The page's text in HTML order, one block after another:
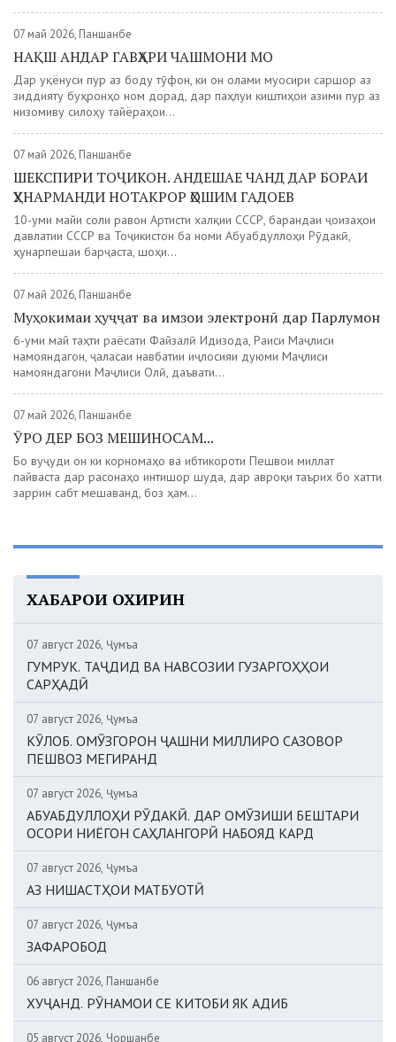
07 май 2026, Панҷшанбе
НАҚШ АНДАР ГАВҲАРИ ЧАШМОНИ МО
Дар уқёнуси пур аз боду тӯфон, ки он олами муосири саршор аз
зиддияту буҳронҳо ном дорад, дар паҳлуи киштиҳои азими пур аз
низомиву силоҳу тайёраҳои...
07 май 2026, Панҷшанбе
ШЕКСПИРИ ТОҶИКОН. АНДЕШАЕ ЧАНД ДАР БОРАИ
ҲУНАРМАНДИ НОТАКРОР ҲОШИМ ГАДОЕВ
10-уми майи соли равон Артисти халқии СССР, барандаи ҷоизаҳои
давлатии СССР ва Тоҷикистон ба номи Абуабдуллоҳи Рӯдакӣ,
ҳунарпешаи барҷаста, шоҳи...
07 май 2026, Панҷшанбе
Муҳокимаи ҳуҷҷат ва имзои электронӣ дар Парлумон
6-уми май таҳти раёсати Файзалӣ Идизода, Раиси Маҷлиси
намояндагон, ҷаласаи навбатии иҷлосияи дуюми Маҷлиси
намояндагони Маҷлиси Олӣ, даъвати...
07 май 2026, Панҷшанбе
ӮРО ДЕР БОЗ МЕШИНОСАМ...
Бо вуҷуди он ки корномаҳо ва ибтикороти Пешвои миллат
пайваста дар расонаҳо интишор шуда, дар авроқи таърих бо хатти
заррин сабт мешаванд, боз ҳам...
ХАБАРҲОИ ОХИРИН
07 август 2026, Ҷумъа
ГУМРУК. ТАҶДИД ВА НАВСОЗИИ ГУЗАРГОҲҲОИ
САРҲАДӢ
07 август 2026, Ҷумъа
КӮЛОБ. ОМӮЗГОРОН ҶАШНИ МИЛЛИРО САЗОВОР
ПЕШВОЗ МЕГИРАНД
07 август 2026, Ҷумъа
АБУАБДУЛЛОҲИ РӮДАКӢ. ДАР ОМӮЗИШИ БЕШТАРИ
ОСОРИ НИЁГОН САҲЛАНГОРӢ НАБОЯД КАРД
07 август 2026, Ҷумъа
АЗ НИШАСТҲОИ МАТБУОТӢ
07 август 2026, Ҷумъа
ЗАФАРОБОД
06 август 2026, Панҷшанбе
ХУҶАНД. РӮНАМОИ СЕ КИТОБИ ЯК АДИБ
05 август 2026, Чоршанбе